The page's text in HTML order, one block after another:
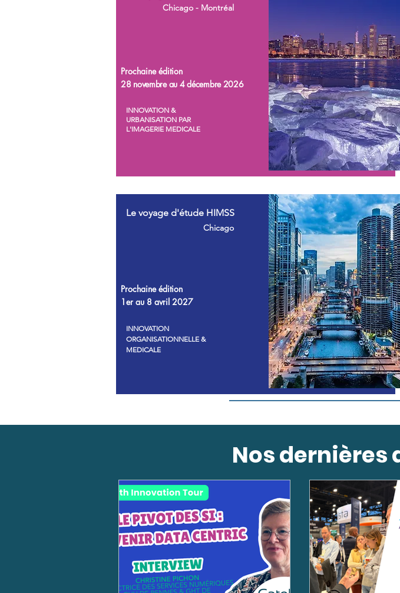
Chicago - Montréal
Prochaine édition
28 novembre au 4 décembre 2026
INNOVATION &
URBANISATION PAR
L'IMAGERIE MEDICALE
Le voyage d'étude HIMSS
Chicago
Prochaine édition
1er au 8 avril 2027
INNOVATION
ORGANISATIONNELLE &
MEDICALE
Nos dernières